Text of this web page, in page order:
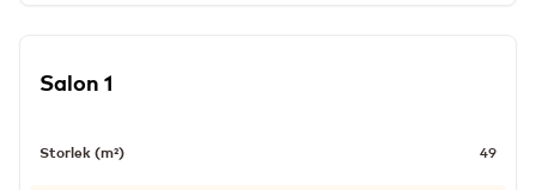
Salon 1
Storlek (m²) 49